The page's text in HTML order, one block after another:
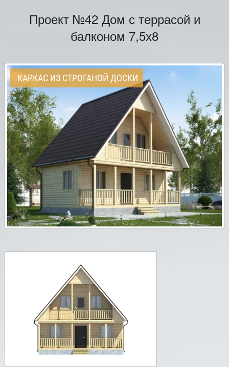
Проект №42 Дом с террасой и
балконом 7,5х8
КАРКАС ИЗ СТРОГАНОЙ ДОСКИ